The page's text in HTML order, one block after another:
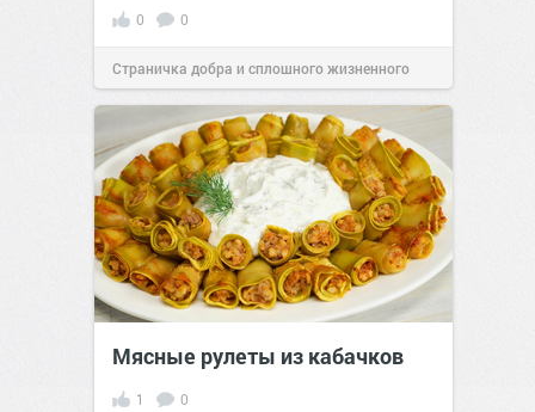
0 0
Страничка добра и сплошного жизненного
позитива!15:38Вчера
Мясные рулеты из кабачков
1 0